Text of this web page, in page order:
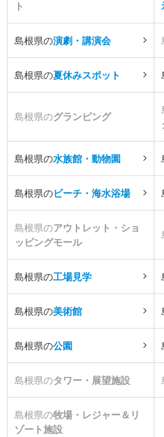
ト
島根県の演劇・講演会
島根県の夏休みスポット
島根県のグランピング
島根県の水族館・動物園
島根県のビーチ・海水浴場
島根県のアウトレット・ショ
ッピングモール
島根県の工場見学
島根県の美術館
島根県の公園
島根県のタワー・展望施設
島根県の牧場・レジャー＆リ
ゾート施設